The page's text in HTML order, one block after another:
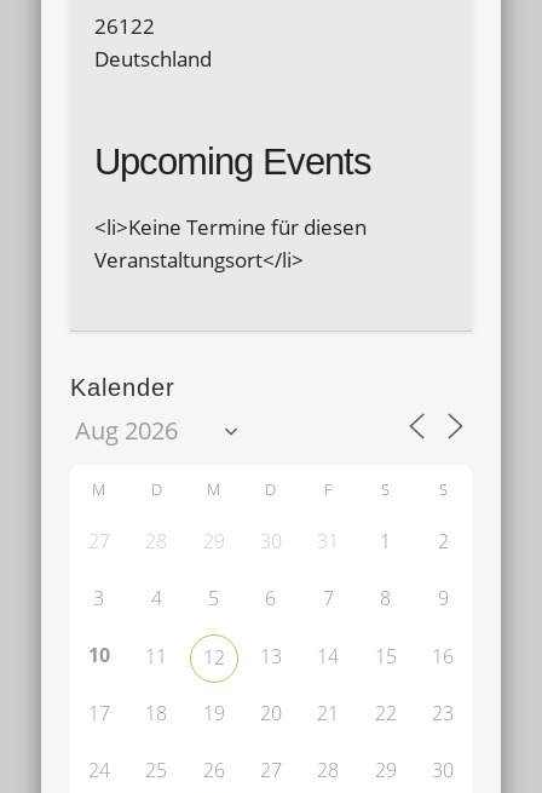
26122
Deutschland
Upcoming Events
<li>Keine Termine für diesen
Veranstaltungsort</li>
Kalender
M D M D F S S
27 28 29 30 31 1 2
3 4 5 6 7 8 9
10 11 12 13 14 15 16
17 18 19 20 21 22 23
24 25 26 27 28 29 30